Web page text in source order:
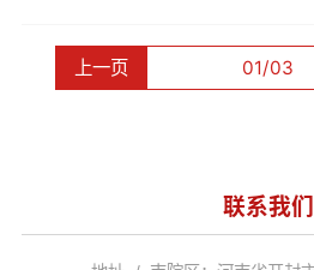
上一页 01/03
联系我们